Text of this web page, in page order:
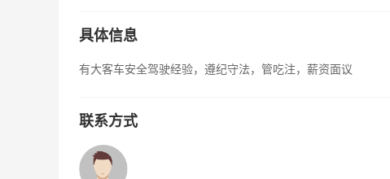
具体信息
有大客车安全驾驶经验，遵纪守法，管吃注，薪资面议
联系方式